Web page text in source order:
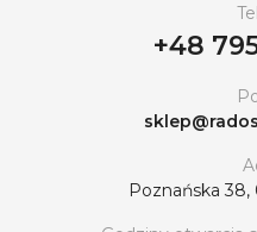
+48
Poznańska